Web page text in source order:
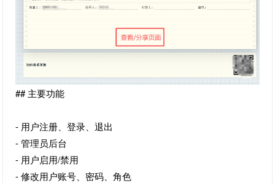
## 主要功能
- 用户注册、登录、退出
- 管理员后台
- 用户启用/禁用
- 修改用户账号、密码、角色